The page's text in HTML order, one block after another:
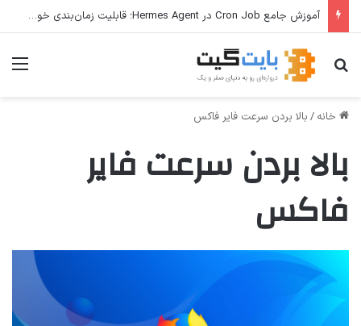
آموزش جامع Cron Job در Hermes Agent؛ قابلیت زمان‌بندی خودکار وظایف
جستجو برای
خانه / بالا بردن سرعت فایر فاکس
بالا بردن سرعت فایر
فاکس